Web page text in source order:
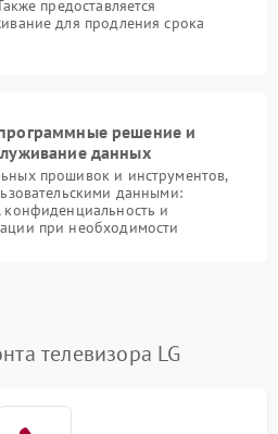
предоставляется
для продления срока
решение и
данных
прошивок и инструментов,
данными:
и
при необходимости
телевизора LG